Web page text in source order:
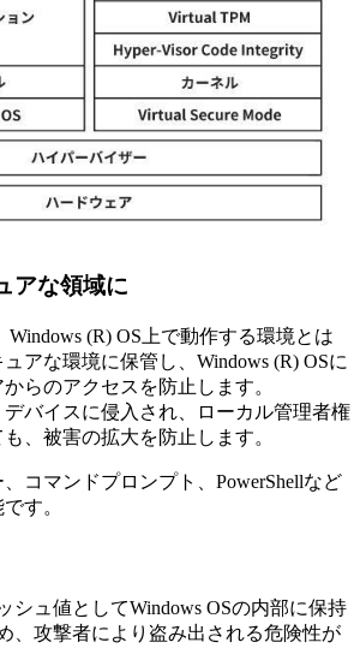
アな領域に
(R) OS上で動作する環境とは
アな環境に保管し、Windows (R) OSに
らのアクセスを防止します。
バイスに侵入され、ローカル管理者権
、被害の拡大を防止します。
コマンドプロンプト、PowerShellなど
す。
シュ値としてWindows OSの内部に保持
、攻撃者により盗み出される危険性が